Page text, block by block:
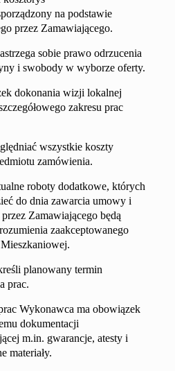
na podstawie
przez Zamawiającego.
sobie prawo odrzucenia
i swobody w wyborze oferty.
dokonania wizji lokalnej
zakresu prac
wszystkie koszty
zamówienia.
roboty dodatkowe, których
do dnia zawarcia umowy i
Zamawiającego będą
zaakceptowanego
planowany termin
prac.
Wykonawca ma obowiązek
dokumentacji
m.in. gwarancje, atesty i
materiały.